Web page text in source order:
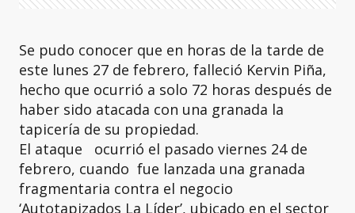
Se pudo conocer que en horas de la tarde de
este lunes 27 de febrero, falleció Kervin Piña,
hecho que ocurrió a solo 72 horas después de
haber sido atacada con una granada la
tapicería de su propiedad.
El ataque ocurrió el pasado viernes 24 de
febrero, cuando fue lanzada una granada
fragmentaria contra el negocio
‘Autotapizados La Líder’, ubicado en el sector